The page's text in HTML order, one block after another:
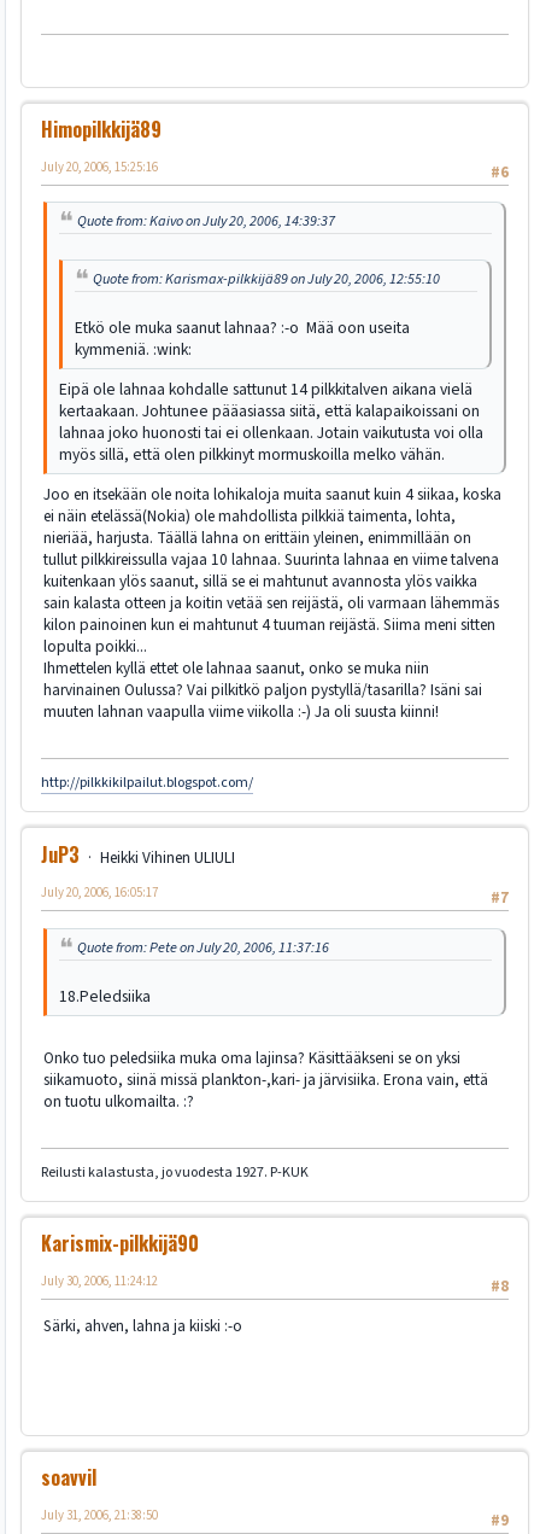
Himopilkkijä89
#6
July 20, 2006, 15:25:16
Quote from: Kaivo on July 20, 2006, 14:39:37
Quote from: Karismax-pilkkijä89 on July 20, 2006, 12:55:10
Etkö ole muka saanut lahnaa? :-o Mää oon useita
kymmeniä. :wink:
Eipä ole lahnaa kohdalle sattunut 14 pilkkitalven aikana vielä
kertaakaan. Johtunee pääasiassa siitä, että kalapaikoissani on
lahnaa joko huonosti tai ei ollenkaan. Jotain vaikutusta voi olla
myös sillä, että olen pilkkinyt mormuskoilla melko vähän.
Joo en itsekään ole noita lohikaloja muita saanut kuin 4 siikaa, koska
ei näin etelässä(Nokia) ole mahdollista pilkkiä taimenta, lohta,
nieriää, harjusta. Täällä lahna on erittäin yleinen, enimmillään on
tullut pilkkireissulla vajaa 10 lahnaa. Suurinta lahnaa en viime talvena
kuitenkaan ylös saanut, sillä se ei mahtunut avannosta ylös vaikka
sain kalasta otteen ja koitin vetää sen reijästä, oli varmaan lähemmäs
kilon painoinen kun ei mahtunut 4 tuuman reijästä. Siima meni sitten
lopulta poikki...
Ihmettelen kyllä ettet ole lahnaa saanut, onko se muka niin
harvinainen Oulussa? Vai pilkitkö paljon pystyllä/tasarilla? Isäni sai
muuten lahnan vaapulla viime viikolla :-) Ja oli suusta kiinni!
http://pilkkikilpailut.blogspot.com/
JuP3
Heikki Vihinen ULIULI
#7
July 20, 2006, 16:05:17
Quote from: Pete on July 20, 2006, 11:37:16
18.Peledsiika
Onko tuo peledsiika muka oma lajinsa? Käsittääkseni se on yksi
siikamuoto, siinä missä plankton-,kari- ja järvisiika. Erona vain, että
on tuotu ulkomailta. :?
Reilusti kalastusta, jo vuodesta 1927. P-KUK
Karismix-pilkkijä90
#8
July 30, 2006, 11:24:12
Särki, ahven, lahna ja kiiski :-o
soavvil
#9
July 31, 2006, 21:38:50